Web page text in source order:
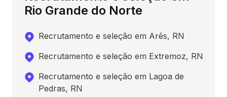
Rio Grande do Norte
Recrutamento e seleção em Arês, RN
Recrutamento e seleção em Extremoz, RN
Recrutamento e seleção em Lagoa de
Pedras, RN